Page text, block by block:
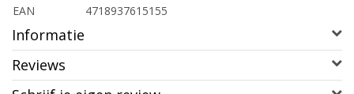
EAN 4718937615155
Informatie
Reviews